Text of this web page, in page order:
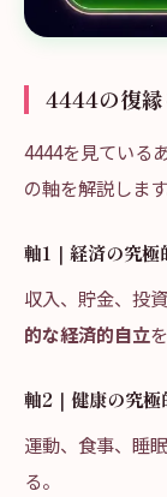
4444の復
4444を見ている
の軸を解説します
軸1｜経済の究極
収入、貯金、投
的な経済的自立
軸2｜健康の究極
運動、食事、睡
る。